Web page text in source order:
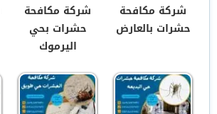
شركة مكافحة
حشرات بالعارض
شركة مكافحة
حشرات بحي
اليرموك